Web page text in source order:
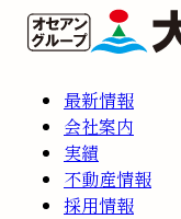
最新情報
会社案内
実績
不動産情報
採用情報